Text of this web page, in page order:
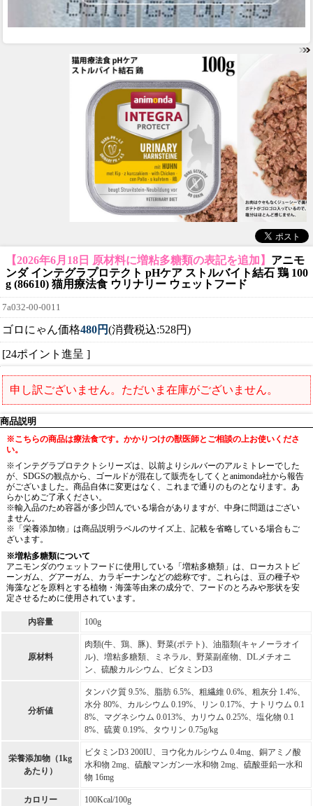
【2026年6月18日 原材料に増粘多糖類の表記を追加】 アニモ
ンダ インテグラプロテクト pHケア ストルバイト結石 鶏 100
g (86610) 猫用療法食 ウリナリー ウェットフード
7a032-00-0011
ゴロにゃん価格480円(消費税込:528円)
[24ポイント進呈 ]
申し訳ございません。ただいま在庫がございません。
商品説明
※こちらの商品は療法食です。かかりつけの獣医師とご相談の上お使いくださ
い。
※インテグラプロテクトシリーズは、以前よりシルバーのアルミトレーでした
が、SDGSの観点から、ゴールドが混在して販売をしてくとanimonda社から報告
がございました。商品自体に変更はなく、これまで通りのものとなります。あ
らかじめご了承ください。
※輸入品のため容器が多少凹んでいる場合がありますが、中身に問題はござい
ません。
※「栄養添加物」は商品説明ラベルのサイズ上、記載を省略している場合もご
ざいます。
※増粘多糖類について
アニモンダのウェットフードに使用している「増粘多糖類」は、ローカストビ
ーンガム、グアーガム、カラギーナンなどの総称です。これらは、豆の種子や
海藻などを原料とする植物・海藻等由来の成分で、フードのとろみや形状を安
定させるために使用されています。
内容量 100g
原材料
肉類(牛、鶏、豚)、野菜(ポテト)、油脂類(キャノーラオイ
ル)、増粘多糖類、ミネラル、野菜副産物、DLメチオニ
ン、硫酸カルシウム、ビタミンD3
分析値
タンパク質 9.5%、脂肪 6.5%、粗繊維 0.6%、粗灰分 1.4%、
水分 80%、カルシウム 0.19%、リン 0.17%、ナトリウム 0.1
8%、マグネシウム 0.013%、カリウム 0.25%、塩化物 0.1
8%、硫黄 0.19%、タウリン 0.75g/kg
栄養添加物（1kg
あたり）
ビタミンD3 200IU、ヨウ化カルシウム 0.4mg、銅アミノ酸
水和物 2mg、硫酸マンガン一水和物 2mg、硫酸亜鉛一水和
物 16mg
カロリー 100Kcal/100g